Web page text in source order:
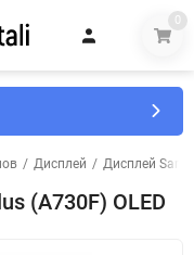
0
/ Дисплей / Дисплей
(A730F) OLED